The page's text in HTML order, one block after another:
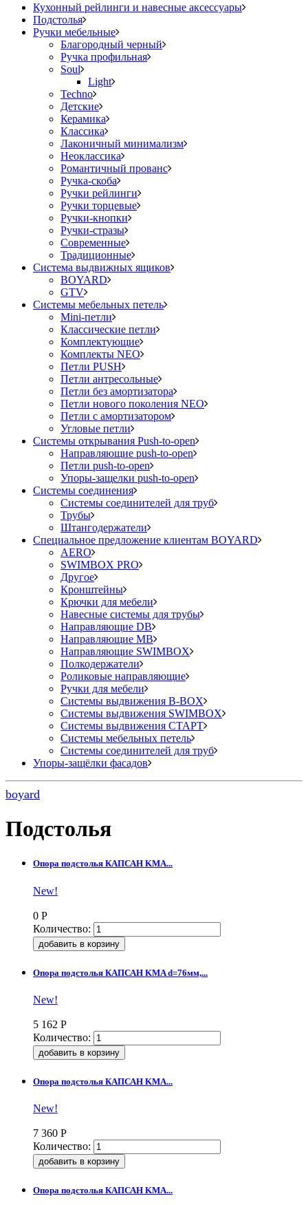
Кухонный рейлинги и навесные аксессуары
Подстолья
Ручки мебельные
Благородный черный
Ручка профильная
Soul
Light
Techno
Детские
Керамика
Классика
Лаконичный минимализм
Неоклассика
Романтичный прованс
Ручка-скоба
Ручки рейлинги
Ручки торцевые
Ручки-кнопки
Ручки-стразы
Современные
Традиционные
Система выдвижных ящиков
BOYARD
GTV
Системы мебельных петель
Mini-петли
Классические петли
Комплектующие
Комплекты NEO
Петли PUSH
Петли антресольные
Петли без амортизатора
Петли нового поколения NEO
Петли с амортизатором
Угловые петли
Системы открывания Push-to-open
Направляющие push-to-open
Петли push-to-open
Упоры-защелки push-to-open
Системы соединения
Системы соединителей для труб
Трубы
Штангодержатели
Специальное предложение клиентам BOYARD
AERO
SWIMBOX PRO
Другое
Кронштейны
Крючки для мебели
Навесные системы для трубы
Направляющие DB
Направляющие MB
Направляющие SWIMBOX
Полкодержатели
Роликовые направляющие
Ручки для мебели
Системы выдвижения B-BOX
Системы выдвижения SWIMBOX
Системы выдвижения СТАРТ
Системы мебельных петель
Системы соединителей для труб
Упоры-защёлки фасадов
boyard
Подстолья
Опора подстолья КАПСАН KMA...
New!
0 Р
Количество:
Опора подстолья КАПСАН KMA d=76мм,...
New!
5 162 Р
Количество:
Опора подстолья КАПСАН KMA...
New!
7 360 Р
Количество:
Опора подстолья КАПСАН KMA...